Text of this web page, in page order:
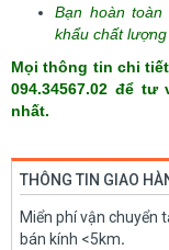
Bạn hoàn
khẩu chất
Mọi thông tin chi
094.34567.02 để
nhất.
THÔNG TIN GIAO
Miển phí vận chuyển
bán kính <5km.